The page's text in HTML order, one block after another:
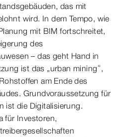
das mit
wird. In dem Tempo, wie
mit BIM fortschreitet,
des
– das geht Hand in
ist das „urban mining“,
am Ende des
Grundvoraussetzung für
ist die Digitalisierung.
für Investoren,